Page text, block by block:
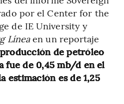
por el Center for the
de IE University y
Líneaen un reportaje
de petróleo
fue de 0,45 mb/d en el
estimación es de 1,25